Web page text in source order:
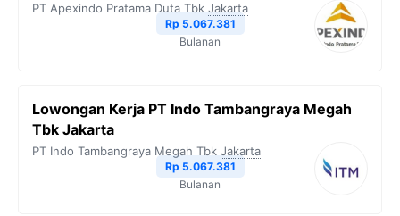
PT Apexindo Pratama Duta Tbk Jakarta
Rp 5.067.381
Bulanan
Lowongan Kerja PT Indo Tambangraya Megah
Tbk Jakarta
PT Indo Tambangraya Megah Tbk Jakarta
Rp 5.067.381
Bulanan